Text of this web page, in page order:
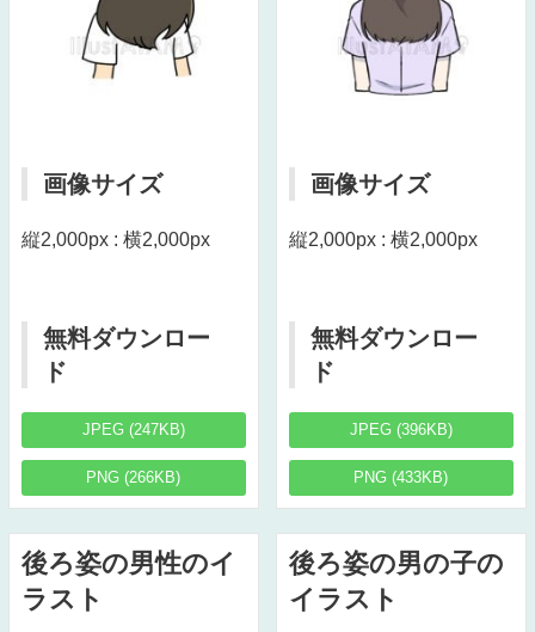
画像サイズ
縦2,000px : 横2,000px
無料ダウンロー
ド
JPEG (247KB)
PNG (266KB)
画像サイズ
縦2,000px : 横2,000px
無料ダウンロー
ド
JPEG (396KB)
PNG (433KB)
後ろ姿の男性のイ
ラスト
後ろ姿の男の子の
イラスト